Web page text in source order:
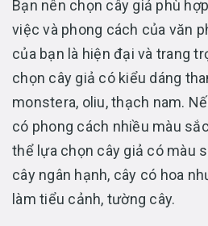
Bạn nên chọn cây giả phù
việc và phong cách của văn
của bạn là hiện đại và trang
chọn cây giả có kiểu dáng
monstera, oliu, thạch nam.
có phong cách nhiều màu
thể lựa chọn cây giả có màu
cây ngân hạnh, cây có hoa
làm tiểu cảnh, tường cây.